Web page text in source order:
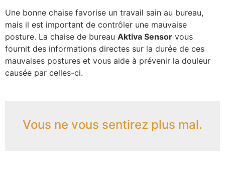
Une bonne chaise favorise un travail sain au bureau,
mais il est important de contrôler une mauvaise
posture. La chaise de bureau Aktiva Sensor vous
fournit des informations directes sur la durée de ces
mauvaises postures et vous aide à prévenir la douleur
causée par celles-ci.
Vous ne vous sentirez plus mal.